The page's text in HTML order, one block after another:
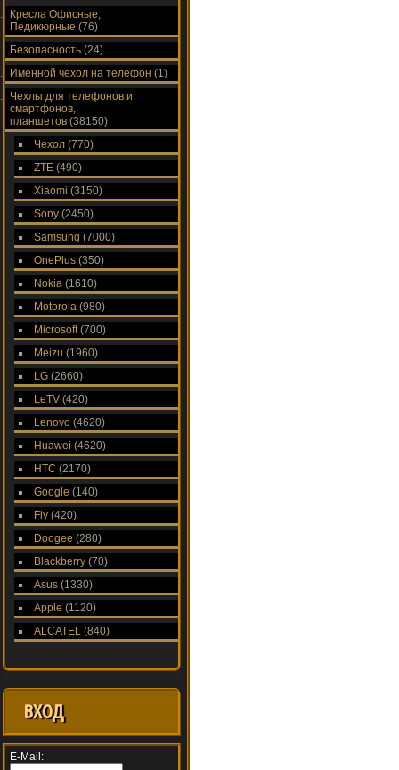
Кресла Офисные,
Педикюрные (76)
Безопасность (24)
Именной чехол на телефон (1)
Чехлы для телефонов и
смартфонов,
планшетов (38150)
Чехол (770)
ZTE (490)
Xiaomi (3150)
Sony (2450)
Samsung (7000)
OnePlus (350)
Nokia (1610)
Motorola (980)
Microsoft(700)
Meizu (1960)
LG (2660)
LeTV (420)
Lenovo (4620)
Huawei (4620)
HTC (2170)
Google (140)
Fly (420)
Doogee (280)
Blackberry (70)
Asus (1330)
Apple (1120)
ALCATEL (840)
ВХОД
E-Mail: